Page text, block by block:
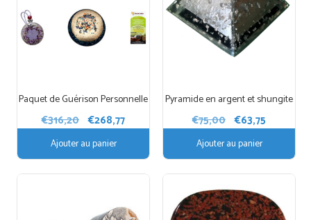
Paquet de Guérison Personnelle
€316,20 Le
initial
était :
€268,77Le
actuel
est :
€268,77.
Ajouter au panier
Pyramide en argent et shungite
€75,00 Le
initial
était :
€63,75
actuel
est :
€63,75.
Ajouter au panier